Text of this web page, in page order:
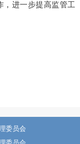
，进一步提高监管工
委员会